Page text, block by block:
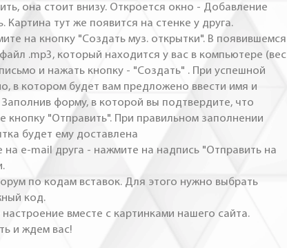
она стоит внизу. Откроется окно - Добавление
Картина тут же появится на стенке у друга.
на кнопку "Создать муз. открытки". В появившемся
.mp3, который находится у вас в компьютере (вес
и нажать кнопку - "Создать" . При успешной
в котором будет вам предложено ввести имя и
форму, в которой вы подтвердите, что
"Отправить". При правильном заполнении
будет ему доставлена
на e-mail друга - нажмите на надпись "Отправить на
по кодам вставок. Для этого нужно выбрать
код.
вместе с картинками нашего сайта.
и ждем вас!